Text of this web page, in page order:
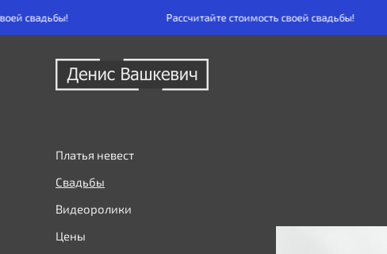
Платья невест
Свадьбы
Видеоролики
Цены
Рассчитайте стоимость своей свадьбы!